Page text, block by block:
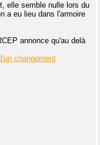
elle semble nulle lors du
a eu lieu dans l'armoire
annonce qu'au delà
changement